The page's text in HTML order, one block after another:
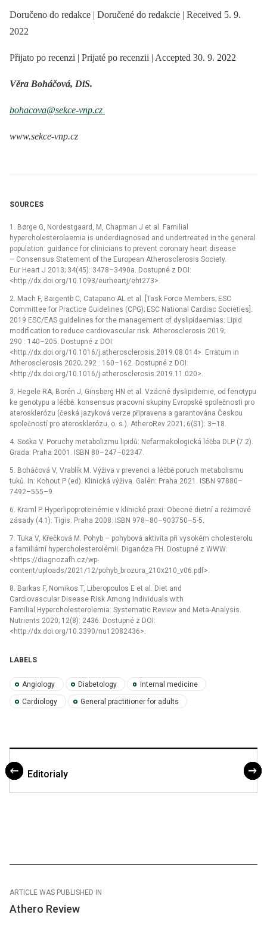
Doručeno do redakce | Doručené do redakcie | Received 5. 9.
2022
Přijato po recenzi | Prijaté po recenzii | Accepted 30. 9. 2022
Věra Boháčová, DiS.
bohacova@sekce-vnp.cz
www.sekce-vnp.cz
SOURCES
1. Børge G, Nordestgaard, M, Chapman J et al. Familial
hypercholesterolaemia is underdiagnosed and undertreated in the general
population: guidance for clinicians to prevent coronary heart disease
–⁠ Consensus Statement of the European Atherosclerosis Society.
Eur Heart J 2013; 34(45): 3478–3490a. Dostupné z DOI:
<http://dx.doi.org/10.1093/eurheartj/eht273>.
2. Mach F, Baigentb C, Catapano AL et al. [Task Force Members; ESC
Committee for Practice Guidelines (CPG); ESC National Cardiac Societies].
2019 ESC/EAS guidelines for the management of dyslipidaemias: Lipid
modification to reduce cardiovascular risk. Atherosclerosis 2019;
290 : 140–205. Dostupné z DOI:
<http://dx.doi.org/10.1016/j.atherosclerosis.2019.08.014>. Erratum in
Atherosclerosis 2020; 292 : 160–162. Dostupné z DOI:
<http://dx.doi.org/10.1016/j.atherosclerosis.2019.11.020>.
3. Hegele RA, Borén J, Ginsberg HN et al. Vzácné dyslipidemie, od fenotypu
ke genotypu a léčbě: konsensus pracovní skupiny Evropské společnosti pro
aterosklerózu (česká jazyková verze připravena a garantována Českou
společností pro aterosklerózu, o. s.). AtheroRev 2021; 6(S1): 3–18.
4. Soška V. Poruchy metabolizmu lipidů: Nefarmakologická léčba DLP (7.2).
Grada: Praha 2001. ISBN 80–247–02347.
5. Boháčová V, Vrablík M. Výživa v prevenci a léčbě poruch metabolismu
tuků. In: Kohout P (ed). Klinická výživa. Galén: Praha 2021. ISBN 97880–
7492–555–9.
6. Kraml P. Hyperlipoproteinémie v klinické praxi: Obecné dietní a režimové
zásady (4.1). Tigis: Praha 2008. ISBN 978–80–903750–5-5.
7. Tuka V, Křečková M. Pohyb –⁠ pohybová aktivita při vysokém cholesterolu
a familiární hypercholesterolémii. Diganóza FH. Dostupné z WWW:
<https://diagnozafh.cz/wp-
content/uploads/2021/12/pohyb_brozura_210x210_v06.pdf>.
8. Barkas F, Nomikos T, Liberopoulos E et al. Diet and
Cardiovascular Disease Risk Among Individuals with
Familial Hypercholesterolemia: Systematic Review and Meta-Analysis.
Nutrients 2020; 12(8): 2436. Dostupné z DOI:
<http://dx.doi.org/10.3390/nu12082436>.
LABELS
Angiology Diabetology Internal medicine
Cardiology General practitioner for adults
Editorialy
ARTICLE WAS PUBLISHED IN
Athero Review